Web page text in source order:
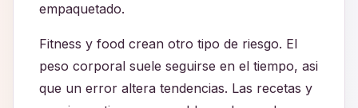
empaquetado.
Fitness y food crean otro tipo de riesgo. El
peso corporal suele seguirse en el tiempo, asi
que un error altera tendencias. Las recetas y